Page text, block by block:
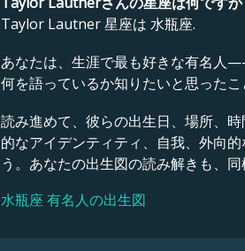
Taylor Lautner 星座は 水瓶座.
あなたは、生涯で最も好きな有名人
何を語っているか知りたいと思った
読み進めて、彼らの出生日、場所、
的なアイデンティティ、自我、外向
う。あなたの出生図の読み解きも、
水瓶座 有名人の出生図